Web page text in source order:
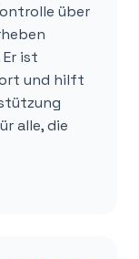
über
ist
und hilft
alle, die